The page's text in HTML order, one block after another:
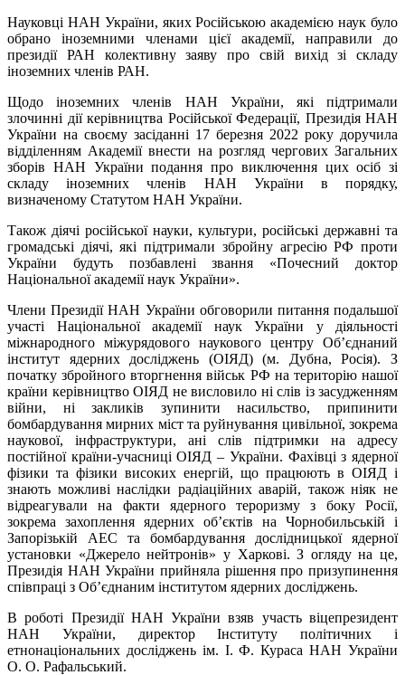
Науковці НАН України, яких Російською академією наук було
обрано іноземними членами цієї академії, направили до
президії РАН колективну заяву про свій вихід зі складу
іноземних членів РАН.
Щодо іноземних членів НАН України, які підтримали
злочинні дії керівництва Російської Федерації, Президія НАН
України на своєму засіданні 17 березня 2022 року доручила
відділенням Академії внести на розгляд чергових Загальних
зборів НАН України подання про виключення цих осіб зі
складу іноземних членів НАН України в порядку,
визначеному Статутом НАН України.
Також діячі російської науки, культури, російські державні та
громадські діячі, які підтримали збройну агресію РФ проти
України будуть позбавлені звання «Почесний доктор
Національної академії наук України».
Члени Президії НАН України обговорили питання подальшої
участі Національної академії наук України у діяльності
міжнародного міжурядового наукового центру Об’єднаний
інститут ядерних досліджень (ОІЯД) (м. Дубна, Росія). З
початку збройного вторгнення військ РФ на територію нашої
країни керівництво ОІЯД не висловило ні слів із засудженням
війни, ні закликів зупинити насильство, припинити
бомбардування мирних міст та руйнування цивільної, зокрема
наукової, інфраструктури, ані слів підтримки на адресу
постійної країни-учасниці ОІЯД – України. Фахівці з ядерної
фізики та фізики високих енергій, що працюють в ОІЯД і
знають можливі наслідки радіаційних аварій, також ніяк не
відреагували на факти ядерного тероризму з боку Росії,
зокрема захоплення ядерних об’єктів на Чорнобильській і
Запорізькій АЕС та бомбардування дослідницької ядерної
установки «Джерело нейтронів» у Харкові. З огляду на це,
Президія НАН України прийняла рішення про призупинення
співпраці з Об’єднаним інститутом ядерних досліджень.
В роботі Президії НАН України взяв участь віцепрезидент
НАН України, директор Інституту політичних і
етнонаціональних досліджень ім. І. Ф. Кураса НАН України
О. О. Рафальський.